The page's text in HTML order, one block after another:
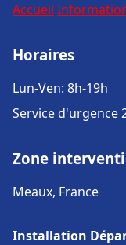
Accueil
Horaires
Lun-Ven: 8h-19h
Service d'urgence
Zone
Meaux, France
Installation